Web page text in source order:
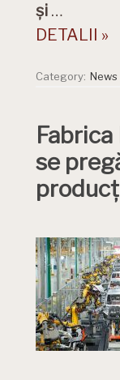
și …
DETALII »
Category: News
Fabrica
se